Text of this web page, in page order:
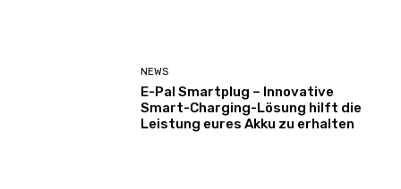
NEWS
E-Pal Smartplug – Innovative
Smart-Charging-Lösung hilft die
Leistung eures Akku zu erhalten